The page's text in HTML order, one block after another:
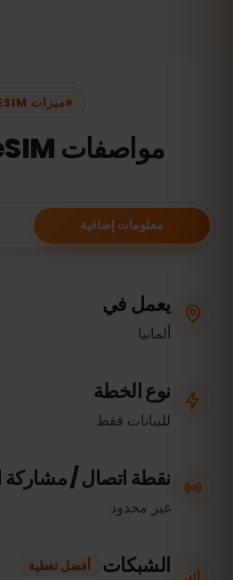
ميزات ESIM
مواصفات eSIM لـ
معلومات إضافية
يعمل في
ألمانيا
نوع الخطة
للبيانات فقط
نقطة اتصال / مشاركة
غير محدود
الشبكات أفضل تغطية